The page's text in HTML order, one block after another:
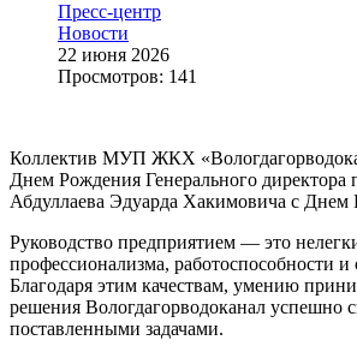
Пресс-центр
Новости
22 июня 2026
Просмотров: 141
Коллектив МУП ЖКХ
Днем Рождения Генерального
Абдуллаева Эдуарда Хакимовича с Днем
Руководство предприятием — это
профессионализма, работоспособности и
Благодаря этим качествам, умению
решения Вологдагорводоканал успешно
поставленными задачами.